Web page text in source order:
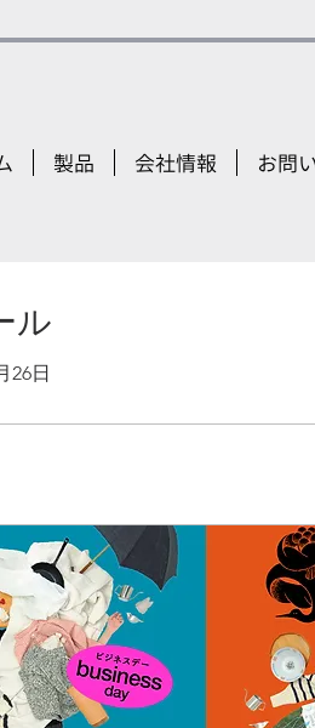
製品 会社情報 お問
ル
26日